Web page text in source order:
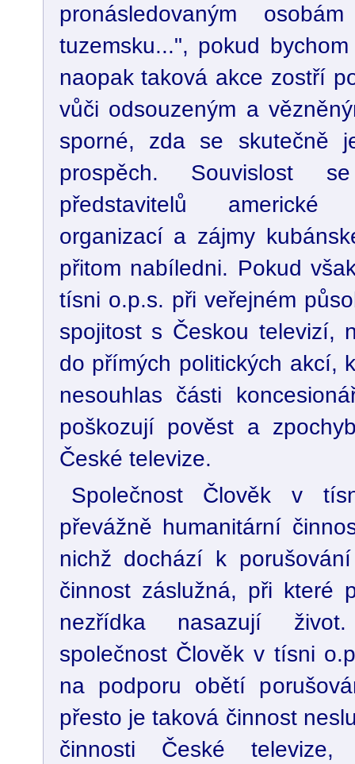
pronásledovaným
tuzemsku...", pokud
naopak taková akce zostří
vůči odsouzeným a
sporné, zda se skutečně
prospěch. Souvislost
představitelů americké
organizací a zájmy
přitom nabíledni. Pokud
tísni o.p.s. při veřejném
spojitost s Českou televizí,
do přímých politických akcí,
nesouhlas části
poškozují pověst a
České televize.
Společnost Člověk v
převážně humanitární
nichž dochází k
činnost záslužná, při které
nezřídka nasazují
společnost Člověk v tísni
na podporu obětí
přesto je taková činnost
činnosti České